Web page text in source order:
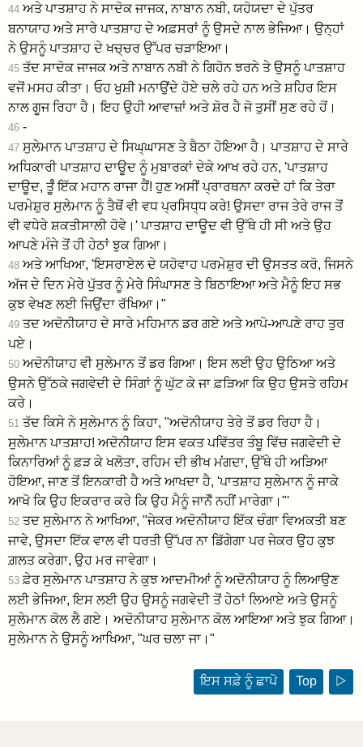
44 ਅਤੇ ਪਾਤਸ਼ਾਹ ਨੇ ਸਾਦੋਕ ਜਾਜਕ, ਨਾਬਾਨ ਨਬੀ, ਯਹੋਯਦਾ ਦੇ ਪੁੱਤਰ
ਬਨਾਯਾਹ ਅਤੇ ਸਾਰੇ ਪਾਤਸ਼ਾਹ ਦੇ ਅਫ਼ਸਰਾਂ ਨੂੰ ਉਸਦੇ ਨਾਲ ਭੇਜਿਆ। ਉਨ੍ਹਾਂ
ਨੇ ਉਸਨੂੰ ਪਾਤਸ਼ਾਹ ਦੇ ਖਚ੍ਚਰ ਉੱਪਰ ਚੜਾਇਆ।
45 ਤੱਦ ਸਾਦੋਕ ਜਾਜਕ ਅਤੇ ਨਾਬਾਨ ਨਬੀ ਨੇ ਗਿਹੋਨ ਝਰਨੇ ਤੇ ਉਸਨੂੰ ਪਾਤਸ਼ਾਹ
ਵਜੋਂ ਮਸਹ ਕੀਤਾ। ਓਹ ਖੁਸ਼ੀ ਮਨਾਉਂਦੇ ਹੋਏ ਚਲੇ ਰਹੇ ਹਨ ਅਤੇ ਸ਼ਹਿਰ ਇਸ
ਨਾਲ ਗੂਜ ਰਿਹਾ ਹੈ। ਇਹ ਉਹੀ ਆਵਾਜ਼ਾਂ ਅਤੇ ਸ਼ੋਰ ਹੈ ਜੋ ਤੁਸੀਂ ਸੁਣ ਰਹੇ ਹੋਂ।
46 -
47 ਸੁਲੇਮਾਨ ਪਾਤਸ਼ਾਹ ਦੇ ਸਿਘ੍ਘਾਸਣ ਤੇ ਬੈਠਾ ਹੋਇਆ ਹੈ। ਪਾਤਸ਼ਾਹ ਦੇ ਸਾਰੇ
ਅਧਿਕਾਰੀ ਪਾਤਸ਼ਾਹ ਦਾਊਦ ਨੂੰ ਮੁਬਾਰਕਾਂ ਦੇਕੇ ਆਖ ਰਹੇ ਹਨ, 'ਪਾਤਸ਼ਾਹ
ਦਾਊਦ, ਤੂੰਁ ਇੱਕ ਮਹਾਨ ਰਾਜਾ ਹੈਂ! ਹੁਣ ਅਸੀਂ ਪ੍ਰਾਰਥਨਾ ਕਰਦੇ ਹਾਂ ਕਿ ਤੇਰਾ
ਪਰਮੇਸ਼ੁਰ ਸੁਲੇਮਾਨ ਨੂੰ ਤੈਥੋਂ ਵੀ ਵਧ ਪ੍ਰਸਿਧ੍ਧ ਕਰੇ! ਉਸਦਾ ਰਾਜ ਤੇਰੇ ਰਾਜ ਤੋਂ
ਵੀ ਵਧੇਰੇ ਸ਼ਕਤੀਸਾਲੀ ਹੋਵੇ।' ਪਾਤਸ਼ਾਹ ਦਾਊਦ ਵੀ ਉੱਥੇ ਹੀ ਸੀ ਅਤੇ ਉਹ
ਆਪਣੇ ਮੰਜੇ ਤੋਂ ਹੀ ਹੇਠਾਂ ਝੁਕ ਗਿਆ।
48 ਅਤੇ ਆਖਿਆ, 'ਇਸਰਾਏਲ ਦੇ ਯਹੋਵਾਹ ਪਰਮੇਸ਼ੁਰ ਦੀ ਉਸਤਤ ਕਰੋ, ਜਿਸਨੇ
ਅੱਜ ਦੇ ਦਿਨ ਮੇਰੇ ਪੁੱਤਰ ਨੂੰ ਮੇਰੇ ਸਿੰਘਾਸਣ ਤੇ ਬਿਠਾਇਆ ਅਤੇ ਮੈਨੂੰ ਇਹ ਸਭ
ਕੁਝ ਵੇਖਣ ਲਈ ਜਿਉਂਦਾ ਰੱਖਿਆ।"
49 ਤਦ ਅਦੋਨੀਯਾਹ ਦੇ ਸਾਰੇ ਮਹਿਮਾਨ ਡਰ ਗਏ ਅਤੇ ਆਪੋ-ਆਪਣੇ ਰਾਹ ਤੁਰ
ਪਏ।
50 ਅਦੋਨੀਯਾਹ ਵੀ ਸੁਲੇਮਾਨ ਤੋਂ ਡਰ ਗਿਆ। ਇਸ ਲਈ ਉਹ ਉਠਿਆ ਅਤੇ
ਉਸਨੇ ਉੱਠਕੇ ਜਗਵੇਦੀ ਦੇ ਸਿੰਗਾਂ ਨੂੰ ਘੁੱਟ ਕੇ ਜਾ ਫ਼ੜਿਆ ਕਿ ਉਹ ਉਸਤੇ ਰਹਿਮ
ਕਰੇ।
51 ਤੱਦ ਕਿਸੇ ਨੇ ਸੁਲੇਮਾਨ ਨੂੰ ਕਿਹਾ, "ਅਦੋਨੀਯਾਹ ਤੇਰੇ ਤੋਂ ਡਰ ਰਿਹਾ ਹੈ।
ਸੁਲੇਮਾਨ ਪਾਤਸ਼ਾਹ! ਅਦੋਨੀਯਾਹ ਇਸ ਵਕਤ ਪਵਿੱਤਰ ਤੰਬੂ ਵਿੱਚ ਜਗਵੇਦੀ ਦੇ
ਕਿਨਾਰਿਆਂ ਨੂੰ ਫ਼ੜ ਕੇ ਖਲੋਤਾ, ਰਹਿਮ ਦੀ ਭੀਖ ਮਂਗਦਾ, ਉੱਥੇ ਹੀ ਅੜਿਆ
ਹੋਇਆ, ਜਾਣ ਤੋਂ ਇਨਕਾਰੀ ਹੈ ਅਤੇ ਆਖਦਾ ਹੈ, 'ਪਾਤਸ਼ਾਹ ਸੁਲੇਮਾਨ ਨੂੰ ਜਾਕੇ
ਆਖੋ ਕਿ ਉਹ ਇਕਰਾਰ ਕਰੇ ਕਿ ਉਹ ਮੈਨੂੰ ਜਾਨੋਁ ਨਹੀਂ ਮਾਰੇਗਾ।"'
52 ਤਦ ਸੁਲੇਮਾਨ ਨੇ ਆਖਿਆ, "ਜੇਕਰ ਅਦੋਨੀਯਾਹ ਇੱਕ ਚੰਗਾ ਵਿਅਕਤੀ ਬਣ
ਜਾਵੇ, ਉਸਦਾ ਇੱਕ ਵਾਲ ਵੀ ਧਰਤੀ ਉੱਪਰ ਨਾ ਡਿੱਗੇਗਾ ਪਰ ਜੇਕਰ ਉਹ ਕੁਝ
ਗ਼ਲਤ ਕਰੇਗਾ, ਉਹ ਮਰ ਜਾਵੇਗਾ।
53 ਫ਼ੇਰ ਸੁਲੇਮਾਨ ਪਾਤਸ਼ਾਹ ਨੇ ਕੁਝ ਆਦਮੀਆਂ ਨੂੰ ਅਦੋਨੀਯਾਹ ਨੂੰ ਲਿਆਉਣ
ਲਈ ਭੇਜਿਆ, ਇਸ ਲਈ ਉਹ ਉਸਨੂੰ ਜਗਵੇਦੀ ਤੋਂ ਹੇਠਾਂ ਲਿਆਏ ਅਤੇ ਉਸਨੂੰ
ਸੁਲੇਮਾਨ ਕੋਲ ਲੈ ਗਏ। ਅਦੋਨੀਯਾਹ ਸੁਲੇਮਾਨ ਕੋਲ ਆਇਆ ਅਤੇ ਝੁਕ ਗਿਆ।
ਸੁਲੇਮਾਨ ਨੇ ਉਸਨੂੰ ਆਖਿਆ, "ਘਰ ਚਲਾ ਜਾ।"
ਇਸ ਸਫ਼ੇ ਨੂੰ ਛਾਪੋ Top ▷